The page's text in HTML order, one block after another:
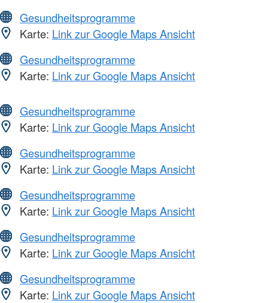
Gesundheitsprogramme
Karte: Link zur Google Maps Ansicht
Gesundheitsprogramme
Karte: Link zur Google Maps Ansicht
Gesundheitsprogramme
Karte: Link zur Google Maps Ansicht
Gesundheitsprogramme
Karte: Link zur Google Maps Ansicht
Gesundheitsprogramme
Karte: Link zur Google Maps Ansicht
Gesundheitsprogramme
Karte: Link zur Google Maps Ansicht
Gesundheitsprogramme
Karte: Link zur Google Maps Ansicht